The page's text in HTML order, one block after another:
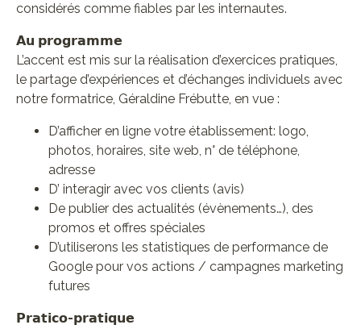
considérés comme fiables par les internautes.
𝗔𝘂 𝗽𝗿𝗼𝗴𝗿𝗮𝗺𝗺𝗲
L’accent est mis sur la réalisation d’exercices pratiques,
le partage d’expériences et d’échanges individuels avec
notre formatrice, Géraldine Frébutte, en vue :
D’afficher en ligne votre établissement: logo,
photos, horaires, site web, n° de téléphone,
adresse
D’ interagir avec vos clients (avis)
De publier des actualités (évènements…), des
promos et offres spéciales
D’utiliserons les statistiques de performance de
Google pour vos actions / campagnes marketing
futures
𝗣𝗿𝗮𝘁𝗶𝗰𝗼-𝗽𝗿𝗮𝘁𝗶𝗾𝘂𝗲